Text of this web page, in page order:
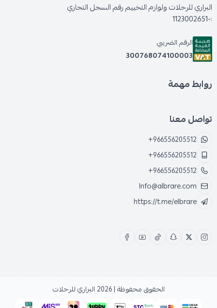
البراري للرحلات ولوازم التخييم رقم السجل التجاري
:-1123002651
الرقم الضريبي
300768074100003
روابط مهمة
تواصل معنا
+966556205512
+966556205512
+966556205512
Info@albrare.com
https://t.me/elbrare
الحقوق محفوظة | 2026 البراري للرحلات